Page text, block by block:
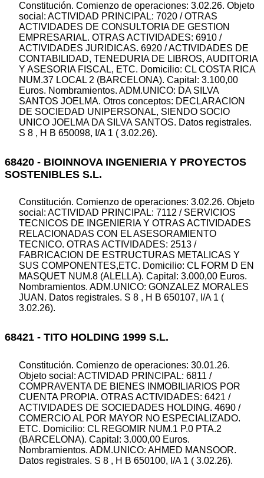
Constitución. Comienzo de operaciones: 3.02.26. Objeto
social: ACTIVIDAD PRINCIPAL: 7020 / OTRAS
ACTIVIDADES DE CONSULTORIA DE GESTION
EMPRESARIAL. OTRAS ACTIVIDADES: 6910 /
ACTIVIDADES JURIDICAS. 6920 / ACTIVIDADES DE
CONTABILIDAD, TENEDURIA DE LIBROS, AUDITORIA
Y ASESORIA FISCAL, ETC. Domicilio: CL COSTA RICA
NUM.37 LOCAL 2 (BARCELONA). Capital: 3.100,00
Euros. Nombramientos. ADM.UNICO: DA SILVA
SANTOS JOELMA. Otros conceptos: DECLARACION
DE SOCIEDAD UNIPERSONAL, SIENDO SOCIO
UNICO JOELMA DA SILVA SANTOS. Datos registrales.
S 8 , H B 650098, I/A 1 ( 3.02.26).
68420 - BIOINNOVA INGENIERIA Y PROYECTOS
SOSTENIBLES S.L.
Constitución. Comienzo de operaciones: 3.02.26. Objeto
social: ACTIVIDAD PRINCIPAL: 7112 / SERVICIOS
TECNICOS DE INGENIERIA Y OTRAS ACTIVIDADES
RELACIONADAS CON EL ASESORAMIENTO
TECNICO. OTRAS ACTIVIDADES: 2513 /
FABRICACION DE ESTRUCTURAS METALICAS Y
SUS COMPONENTES,ETC. Domicilio: CL FORM D EN
MASQUET NUM.8 (ALELLA). Capital: 3.000,00 Euros.
Nombramientos. ADM.UNICO: GONZALEZ MORALES
JUAN. Datos registrales. S 8 , H B 650107, I/A 1 (
3.02.26).
68421 - TITO HOLDING 1999 S.L.
Constitución. Comienzo de operaciones: 30.01.26.
Objeto social: ACTIVIDAD PRINCIPAL: 6811 /
COMPRAVENTA DE BIENES INMOBILIARIOS POR
CUENTA PROPIA. OTRAS ACTIVIDADES: 6421 /
ACTIVIDADES DE SOCIEDADES HOLDING. 4690 /
COMERCIO AL POR MAYOR NO ESPECIALIZADO.
ETC. Domicilio: CL REGOMIR NUM.1 P.0 PTA.2
(BARCELONA). Capital: 3.000,00 Euros.
Nombramientos. ADM.UNICO: AHMED MANSOOR.
Datos registrales. S 8 , H B 650100, I/A 1 ( 3.02.26).